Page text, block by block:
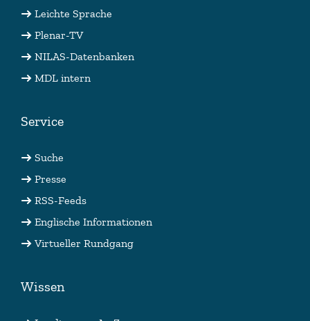
Leichte Sprache
Plenar-TV
NILAS-Datenbanken
MDL intern
Service
Suche
Presse
RSS-Feeds
Englische Informationen
Virtueller Rundgang
Wissen